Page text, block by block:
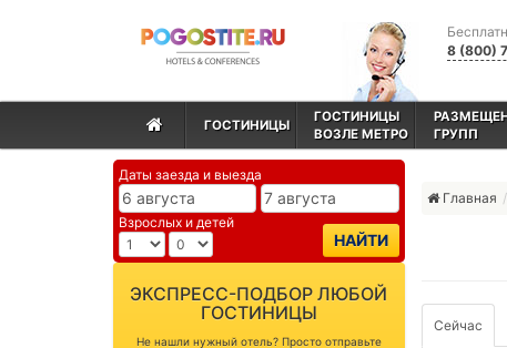
8 (800)
ГОСТИНИЦЫ
ГОСТИНИЦЫ
ВОЗЛЕ МЕТРО
ГРУПП
Даты заезда и выезда
Взрослых и детей
НАЙТИ
ЭКСПРЕСС-ПОДБОР ЛЮБОЙ
ГОСТИНИЦЫ
Не нашли нужный отель? Просто отправьте
Главная
Сейчас